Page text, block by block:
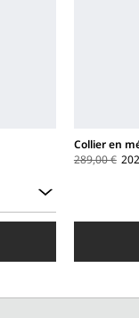
Collier en
289,00 €